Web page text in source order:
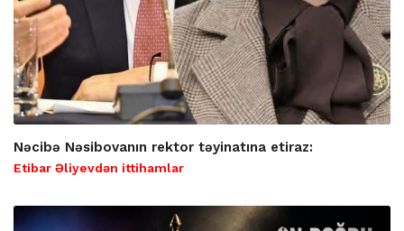
Nəcibə Nəsibovanın rektor təyinatına etiraz:
Etibar Əliyevdən ittihamlar